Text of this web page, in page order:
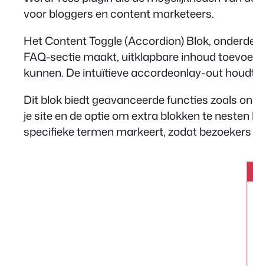
voor bloggers en content marketeers.
Het Content Toggle (Accordion) Blok,
FAQ-sectie maakt, uitklapbare inhoud
kunnen. De intuïtieve accordeonlay-out
Dit blok biedt geavanceerde functies zoals
je site en de optie om extra blokken te
specifieke termen markeert, zodat